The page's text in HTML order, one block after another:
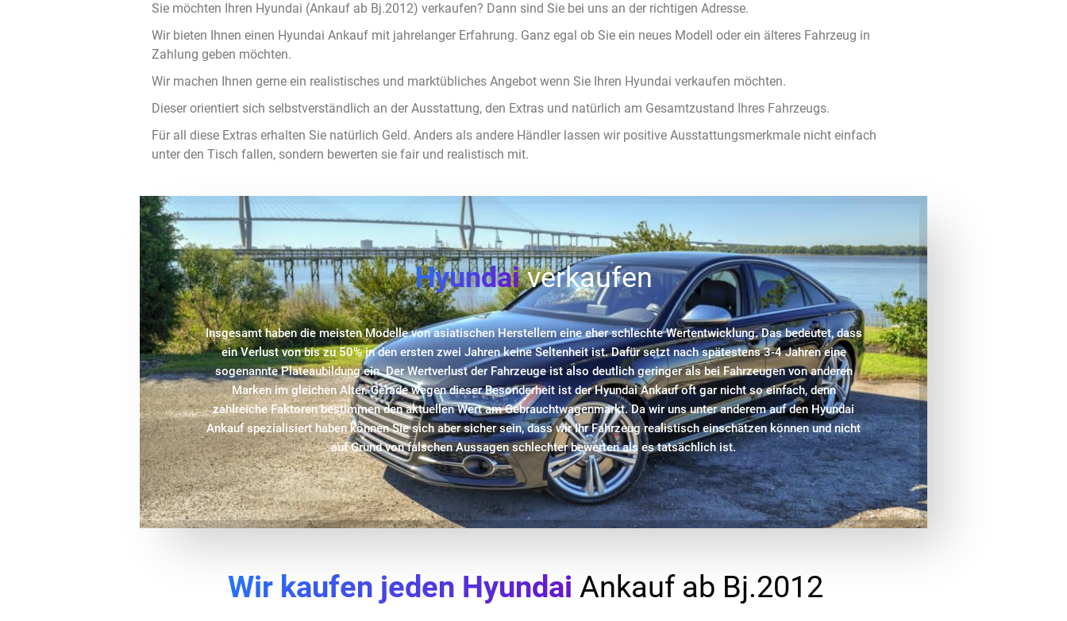
Sie möchten Ihren Hyundai (Ankauf ab Bj.2012) verkaufen? Dann sind Sie bei uns an der richtigen Adresse.
Wir bieten Ihnen einen Hyundai Ankauf mit jahrelanger Erfahrung. Ganz egal ob Sie ein neues Modell oder ein älteres Fahrzeug in
Zahlung geben möchten.
Wir machen Ihnen gerne ein realistisches und marktübliches Angebot wenn Sie Ihren Hyundai verkaufen möchten.
Dieser orientiert sich selbstverständlich an der Ausstattung, den Extras und natürlich am Gesamtzustand Ihres Fahrzeugs.
Für all diese Extras erhalten Sie natürlich Geld. Anders als andere Händler lassen wir positive Ausstattungsmerkmale nicht einfach
unter den Tisch fallen, sondern bewerten sie fair und realistisch mit.
Hyundaiverkaufen
Insgesamt haben die meisten Modelle von asiatischen Herstellern eine eher schlechte Wertentwicklung. Das bedeutet, dass
ein Verlust von bis zu 50% in den ersten zwei Jahren keine Seltenheit ist. Dafür setzt nach spätestens 3-4 Jahren eine
sogenannte Plateaubildung ein. Der Wertverlust der Fahrzeuge ist also deutlich geringer als bei Fahrzeugen von anderen
Marken im gleichen Alter. Gerade wegen dieser Besonderheit ist der Hyundai Ankauf oft gar nicht so einfach, denn
zahlreiche Faktoren bestimmen den aktuellen Wert am Gebrauchtwagenmarkt. Da wir uns unter anderem auf den Hyundai
Ankauf spezialisiert haben können Sie sich aber sicher sein, dass wir Ihr Fahrzeug realistisch einschätzen können und nicht
auf Grund von falschen Aussagen schlechter bewerten als es tatsächlich ist.
Wir kaufen jeden Hyundai Ankauf ab Bj.2012